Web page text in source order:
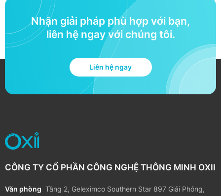
Nhận giải pháp phù hợp với bạn,
liên hệ ngay với chúng tôi.
Liên hệ ngay
CÔNG TY CỔ PHẦN CÔNG NGHỆ THÔNG MINH OXII
Văn phòng Tầng 2, Geleximco Southern Star 897 Giải Phóng,